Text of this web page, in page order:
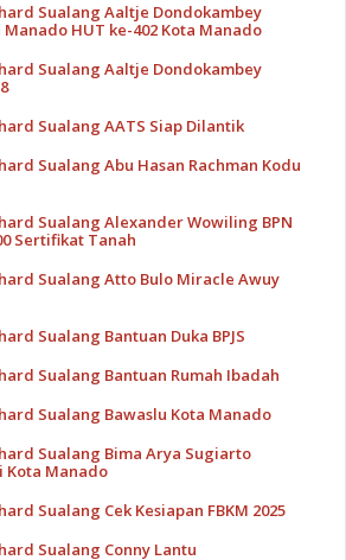
Sualang Aaltje Dondokambey
Manado HUT ke-402 Kota Manado
Sualang Aaltje Dondokambey
Sualang AATS Siap Dilantik
Sualang Abu Hasan Rachman Kodu
Sualang Alexander Wowiling BPN
Sertifikat Tanah
Sualang Atto Bulo Miracle Awuy
Sualang Bantuan Duka BPJS
Sualang Bantuan Rumah Ibadah
Sualang Bawaslu Kota Manado
Sualang Bima Arya Sugiarto
Kota Manado
Sualang Cek Kesiapan FBKM 2025
Sualang Conny Lantu